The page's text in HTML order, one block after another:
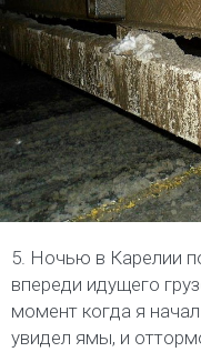
5. Ночью в Карелии
впереди идущего
момент когда я
увидел ямы, и